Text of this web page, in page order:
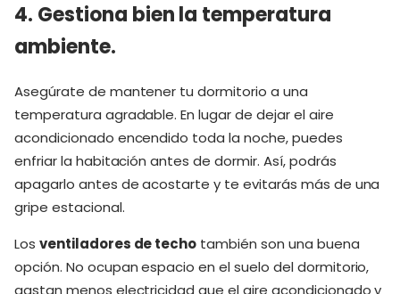
4. Gestiona bien la temperatura
ambiente.
Asegúrate de mantener tu dormitorio a una
temperatura agradable. En lugar de dejar el aire
acondicionado encendido toda la noche, puedes
enfriar la habitación antes de dormir. Así, podrás
apagarlo antes de acostarte y te evitarás más de una
gripe estacional.
Los ventiladores de techo también son una buena
opción. No ocupan espacio en el suelo del dormitorio,
gastan menos electricidad que el aire acondicionado y